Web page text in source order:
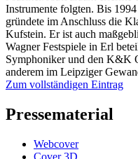
Instrumente folgten. Bis
gründete im Anschluss die
Kufstein. Er ist auch
Wagner Festspiele in Erl
Symphoniker und den K&K
anderem im Leipziger
Zum vollständigen Eintrag
Pressematerial
Webcover
Cover 3D